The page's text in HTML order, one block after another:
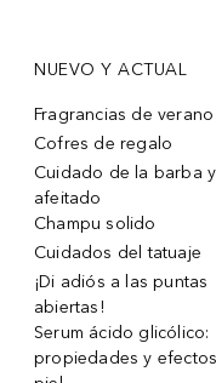
NUEVO Y ACTUAL
Fragrancias de verano
Cofres de regalo
Cuidado de la barba y
afeitado
Champu solido
Cuidados del tatuaje
¡Di adiós a las puntas
abiertas!
Serum ácido glicólico:
propiedades y